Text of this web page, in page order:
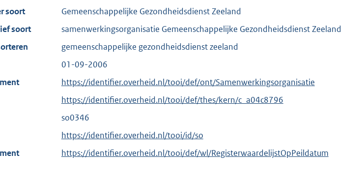
soort
Gemeenschappelijke Gezondheidsdienst Zeeland
soort
samenwerkingsorganisatie Gemeenschappelijke Gezondheidsdienst Zeeland
gemeenschappelijke gezondheidsdienst zeeland
01-09-2006
https://identifier.overheid.nl/tooi/def/ont/Samenwerkingsorganisatie
https://identifier.overheid.nl/tooi/def/thes/kern/c_a04c8796
so0346
https://identifier.overheid.nl/tooi/id/so
https://identifier.overheid.nl/tooi/def/wl/RegisterwaardelijstOpPeildatum